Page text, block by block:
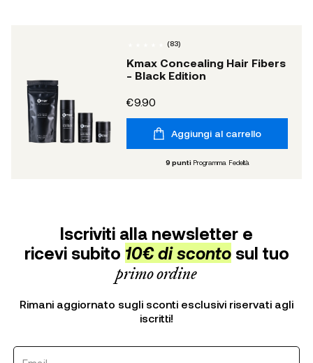
(83)
Kmax Concealing Hair Fibers
- Black Edition
€9.90
Aggiungi al carrello
9 punti Programma Fedeltà
Iscriviti alla newsletter e
ricevi subito 10€ di scontosul tuo
primo ordine
Rimani aggiornato sugli sconti esclusivi riservati agli
iscritti!